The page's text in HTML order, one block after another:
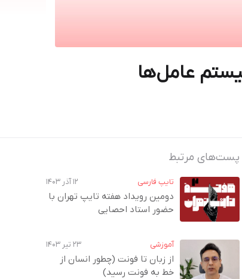
عامل‌ها
پست‌های مرتبط
تایپ فارسی ۱۲ آذر ۱۴۰۳
دومین رویداد هفته‌ تایپ تهران با
حضور استاد احصایی
آموزشی ۲۳ تیر ۱۴۰۳
از زبان تا فونت (چطور انسان از
خط به فونت‌ رسید)